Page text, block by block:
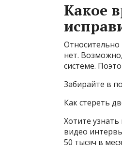
Какое
нет.
системе.
Забирайте в
Как стереть
Хотите
видео
50 тысяч в